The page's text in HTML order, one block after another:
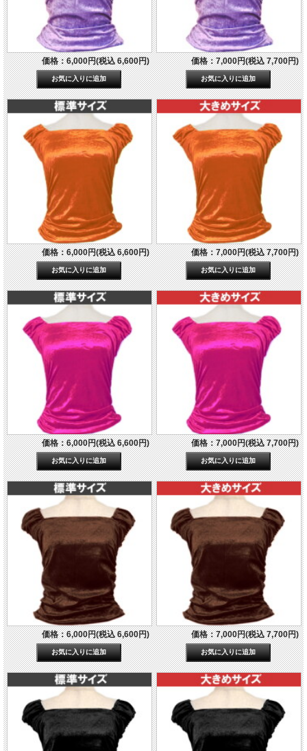
価格：6,000円(税込 6,600円) 価格：7,000円(税込 7,700円)
価格：6,000円(税込 6,600円) 価格：7,000円(税込 7,700円)
価格：6,000円(税込 6,600円) 価格：7,000円(税込 7,700円)
価格：6,000円(税込 6,600円) 価格：7,000円(税込 7,700円)